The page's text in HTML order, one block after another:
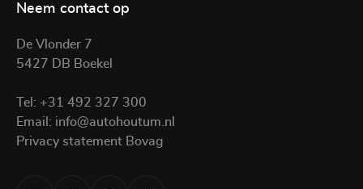
Neem contact op
De Vlonder 7
5427 DB Boekel
Tel: +31 492 327 300
Email: info@autohoutum.nl
Privacy statement Bovag